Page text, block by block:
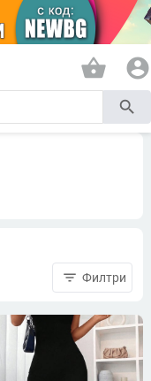
shopping_basket account_circle
search
filter_list Филтри